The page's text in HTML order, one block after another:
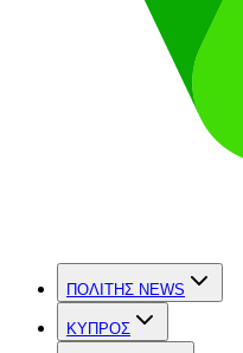
ΠΟΛΙΤΗΣ NEWS
ΚΥΠΡΟΣ